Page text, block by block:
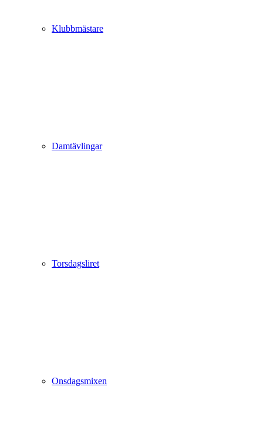
Klubbmästare
Damtävlingar
Torsdagsliret
Onsdagsmixen